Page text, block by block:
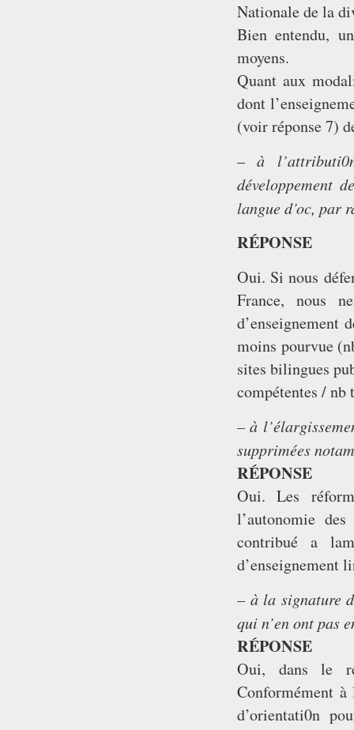
Nationale de la
Bien entendu,
moyens.
Quant aux
dont
(voir réponse 7)
–à
développement
langue d’oc, par
RÉPONSE
Oui. Si nous
France, nous
d’enseignement
moins pourvue
sites bilingues
compétentes / nb
– à
supprimées
RÉPONSE
Oui. Les
l’autonomie
contribué a
d’enseignement
– à la signature
qui n’en ont pas
RÉPONSE
Oui, dans le
Conformément
d’orientati0n